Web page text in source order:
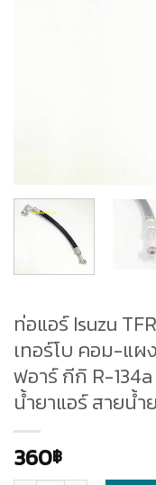
ท่อแอร์ Isuzu
เทอร์โบ คอม-แผ
ฟอาร์ กีกิ R-
น้ำยาแอร์ สายน้ำ
360฿